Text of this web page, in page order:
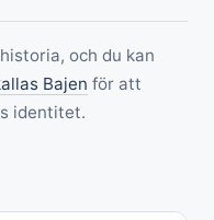
och du kan
Bajen för att
identitet.